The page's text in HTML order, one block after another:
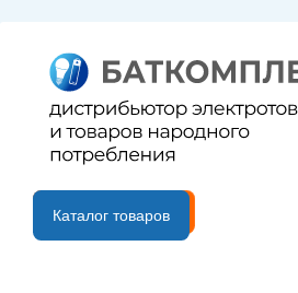
B2B портал
Каталог товаров